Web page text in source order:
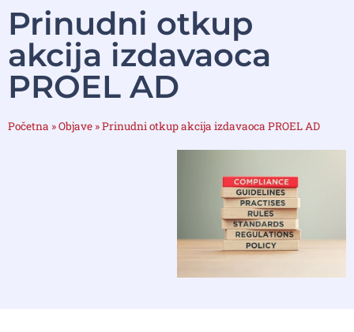
Prinudni otkup
akcija izdavaoca
PROEL AD
Početna »Objave »Prinudni otkup akcija izdavaoca PROEL AD